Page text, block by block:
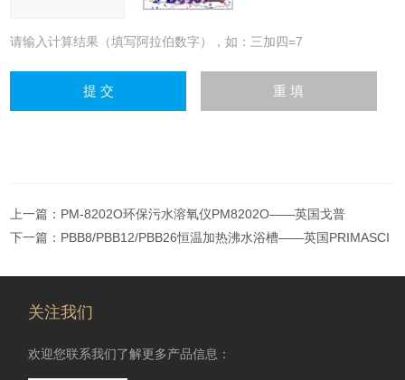
请输入计算结果（填写阿拉伯数字），如：三加四=7
上一篇： PM-8202O环保污水溶氧仪PM8202O——英国戈普
下一篇： PBB8/PBB12/PBB26恒温加热沸水浴槽——英国PRIMASCI
关注我们
欢迎您联系我们了解更多产品信息：